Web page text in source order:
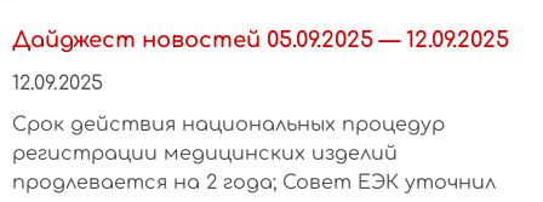
Дайджест новостей 05.09.2025 — 12.09.2025
12.09.2025
Срок действия национальных процедур
регистрации медицинских изделий
продлевается на 2 года; Совет ЕЭК уточнил